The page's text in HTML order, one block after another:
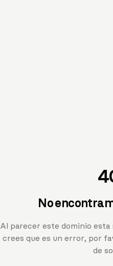
No
Al parecer este dominio esta
crees que es un error, por
de